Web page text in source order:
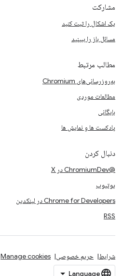
مشارکت
یک اشکال را ثبت کنید
مسائل باز را ببینید
مطالب مرتبط
به‌روزرسانی‌های Chromium
مطالعات موردی
بایگانی
پادکست ها و نمایش ها
دنبال کردن
@ChromiumDev در X
یوتیوب
Chrome for Developers در لینکدین
RSS
شرایط حریم خصوصی Manage cookies